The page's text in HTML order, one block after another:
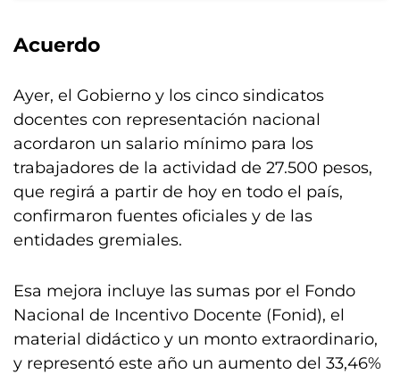
Acuerdo
Ayer, el Gobierno y los cinco sindicatos
docentes con representación nacional
acordaron un salario mínimo para los
trabajadores de la actividad de 27.500 pesos,
que regirá a partir de hoy en todo el país,
confirmaron fuentes oficiales y de las
entidades gremiales.
Esa mejora incluye las sumas por el Fondo
Nacional de Incentivo Docente (Fonid), el
material didáctico y un monto extraordinario,
y representó este año un aumento del 33,46%